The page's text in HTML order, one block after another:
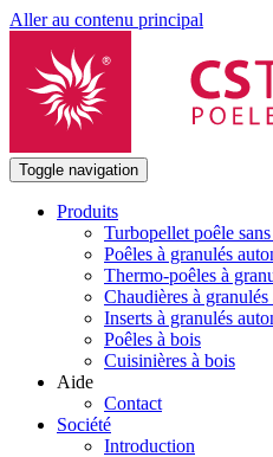
Aller au contenu principal
Toggle navigation
Produits
Turbopellet poêle
Poêles à granulés
Thermo-poêles à
Chaudières à
Inserts à granulés
Poêles à bois
Cuisinières à bois
Aide
Contact
Société
Introduction